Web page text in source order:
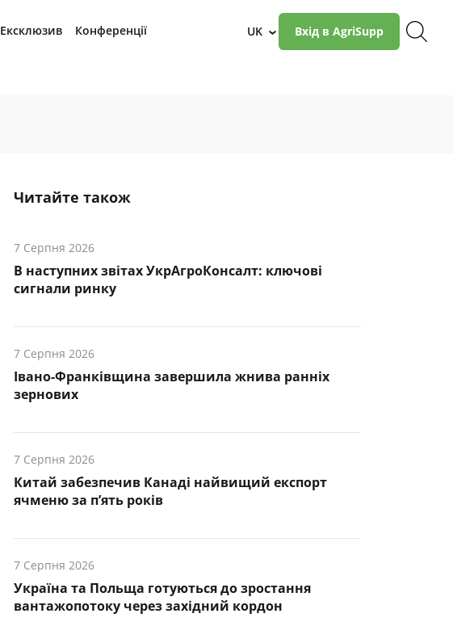
Ексклюзив Конференції UK › Вхід в AgriSupp
Читайте також
7 Серпня 2026
В наступних звітах УкрАгроКонсалт: ключові
cигнали ринку
7 Серпня 2026
Івано-Франківщина завершила жнива ранніх
зернових
7 Серпня 2026
Китай забезпечив Канаді найвищий експорт
ячменю за п’ять років
7 Серпня 2026
Україна та Польща готуються до зростання
вантажопотоку через західний кордон